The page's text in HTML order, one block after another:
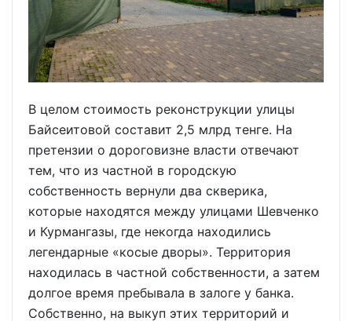
В целом стоимость реконструкции улицы
Байсеитовой составит 2,5 млрд тенге. На
претензии о дороговизне власти отвечают
тем, что из частной в городскую
собственность вернули два скверика,
которые находятся между улицами Шевченко
и Курмангазы, где некогда находились
легендарные «косые дворы». Территория
находилась в частной собственности, а затем
долгое время пребывала в залоге у банка.
Собственно, на выкуп этих территорий и